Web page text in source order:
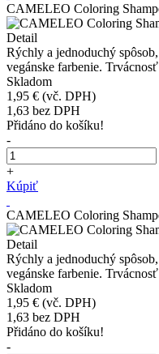
CAMELEO Coloring
Detail
Rýchly a jednoduchý
vegánske farbenie.
Skladom
1,95 € (vč. DPH)
1,63 bez DPH
Přidáno do košíku!
-
+
Kúpiť
CAMELEO Coloring
Detail
Rýchly a jednoduchý
vegánske farbenie.
Skladom
1,95 € (vč. DPH)
1,63 bez DPH
Přidáno do košíku!
-